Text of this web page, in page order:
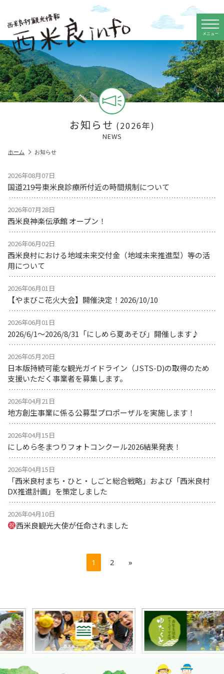
メニュー
お知らせ (2026年)
NEWS
ホーム お知らせ
2026年08月07日
国道219号東米良診療所付近の時間規制について
2026年07月28日
西米良神楽伝承館 オープン！
2026年06月02日
西米良村における地域未来交付金（地域未来推進型）等の活
用について
2026年06月01日
【やまびこ花火大会】開催決定！2026/10/10
2026年06月01日
2026/6/1～2026/8/31「にしめら夏あそび」開催します♪
2026年05月20日
日本版持続可能な観光ガイドライン（JSTS-D)の取得のため
支援いただく事業者を募集します。
2026年04月21日
地方創生事業に係る公募型プロポーザルを実施します！
2026年04月15日
にしめら冬まつりフォトコンクール2026結果発表！
2026年04月15日
「西米良村まち・ひと・しごと総合戦略」および「西米良村
DX推進計画」を策定しました
2026年04月10日
西米良観光大使が任命されました
1 2 »